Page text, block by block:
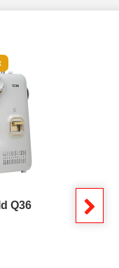
Q36